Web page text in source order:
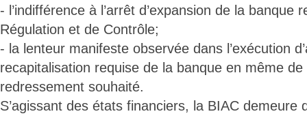
- l’indifférence à l’arrêt d’expansion de la banque
Régulation et de Contrôle;
- la lenteur manifeste observée dans l’exécution
recapitalisation requise de la banque en même
redressement souhaité.
S’agissant des états financiers, la BIAC demeure